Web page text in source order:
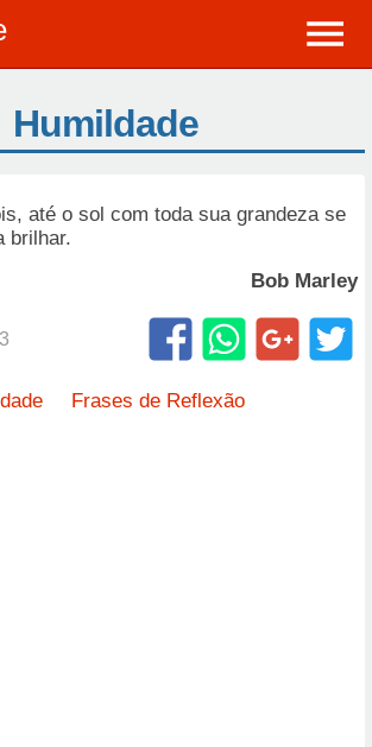
Humildade
até o sol com toda sua grandeza se
brilhar.
Bob Marley
3
Frases de Reflexão